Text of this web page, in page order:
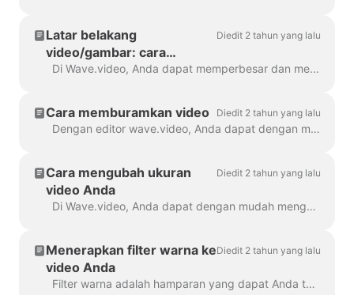
Latar belakang
video/gambar: cara
memperbesar dan
Diedit 2 tahun yang lalu
Di Wave.video, Anda dapat memperbesar dan memperkecil video atau gambar. Untuk memperbesar/memperkecil, buka langkah Edit dan beralih ke tab "Video/Gambar" (latar...
Cara memburamkan video Diedit 2 tahun yang lalu
Dengan editor wave.video, Anda dapat dengan mudah memburamkan atau membuat piksel objek atau teks apa pun dalam video. Pertama, buka editor dan pilih "Overlay & Stiker", lalu ...
Cara mengubah ukuran
video Anda
Diedit 2 tahun yang lalu
Di Wave.video, Anda dapat dengan mudah mengubah ukuran video Anda ke rasio aspek yang berbeda. Di Editor pada langkah 'Ubah Ukuran Video', Anda dapat memilih format baru untuk ...
Menerapkan filter warna ke
video Anda
Diedit 2 tahun yang lalu
Filter warna adalah hamparan yang dapat Anda tambahkan ke video Anda. Filter ini sangat membantu ketika Anda ingin memberikan tampilan merek yang konsisten pada video Anda dan membuat...